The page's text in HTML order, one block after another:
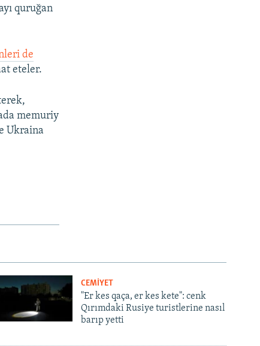
quruğan
de
eteler.
memuriy
Ukraina
CEMİYET
"Er kes qaça, er kes kete": cenk
Qırımdaki Rusiye turistlerine nasıl
barıp yetti